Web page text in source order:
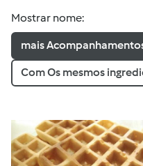
Mostrar nome:
mais
Com Os mesmos